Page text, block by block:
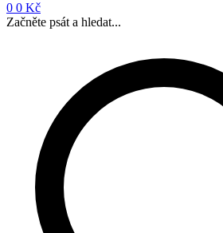
0 0 Kč
Začněte psát a hledat...